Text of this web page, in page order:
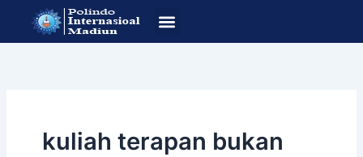
konten
kuliah terapan bukan